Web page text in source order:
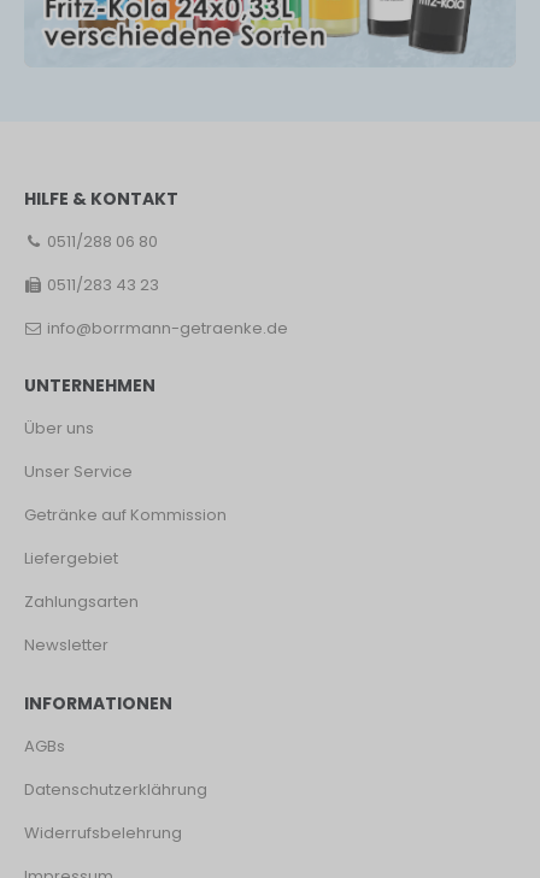
HILFE & KONTAKT
0511/288 06 80
0511/283 43 23
info@borrmann-getraenke.de
UNTERNEHMEN
Über uns
Unser Service
Getränke auf Kommission
Liefergebiet
Zahlungsarten
Newsletter
INFORMATIONEN
AGBs
Datenschutzerklährung
Widerrufsbelehrung